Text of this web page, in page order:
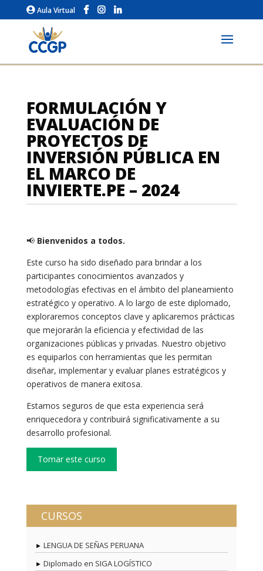
Aula Virtual
FORMULACIÓN Y
EVALUACIÓN DE
PROYECTOS DE
INVERSIÓN PÚBLICA EN
EL MARCO DE
INVIERTE.PE – 2024
📢 Bienvenidos a todos.
Este curso ha sido diseñado para brindar a los
participantes conocimientos avanzados y
metodologías efectivas en el ámbito del planeamiento
estratégico y operativo. A lo largo de este diplomado,
exploraremos conceptos clave y aplicaremos prácticas
que mejorarán la eficiencia y efectividad de las
organizaciones públicas y privadas. Nuestro objetivo
es equiparlos con herramientas que les permitan
diseñar, implementar y evaluar planes estratégicos y
operativos de manera exitosa.
Estamos seguros de que esta experiencia será
enriquecedora y contribuirá significativamente a su
desarrollo profesional.
CURSOS
LENGUA DE SEÑAS PERUANA
Diplomado en SIGA LOGÍSTICO